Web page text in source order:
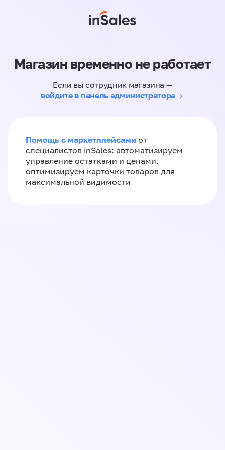
Магазин временно не работает
Если вы сотрудник магазина —
войдите в панель администратора
Помощь с маркетплейсами от
специалистов inSales: автоматизируем
управление остатками и ценами,
оптимизируем карточки товаров для
максимальной видимости